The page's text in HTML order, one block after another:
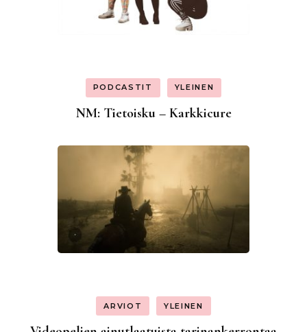
PODCASTIT YLEINEN
NM: Tietoisku – Karkkicure
ARVIOT YLEINEN